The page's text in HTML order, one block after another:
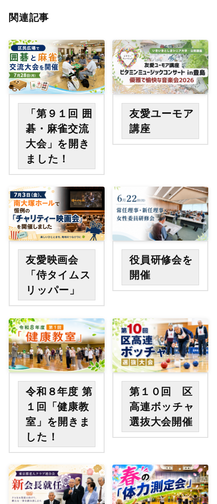
関連記事
「第９１回 囲
碁・麻雀交流
大会」を開き
ました！
友愛ユーモア
講座
友愛映画会
「侍タイムス
リッパー」
役員研修会を
開催
令和８年度 第
１回「健康教
室」を開きま
した！
第１０回 区
高連ボッチャ
選抜大会開催